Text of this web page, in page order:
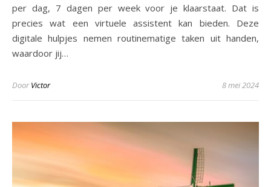
per dag, 7 dagen per week voor je klaarstaat. Dat is
precies wat een virtuele assistent kan bieden. Deze
digitale hulpjes nemen routinematige taken uit handen,
waardoor jij…
DoorVictor 8 mei 2024